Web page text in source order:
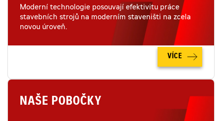
Moderní technologie posouvají efektivitu práce
stavebních strojů na moderním staveništi na zcela
novou úroveň.
VÍCE
NAŠE POBOČKY